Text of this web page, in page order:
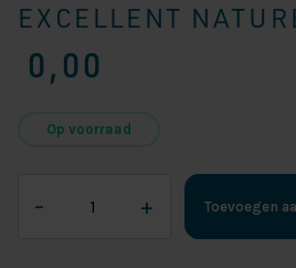
EXCELLENT
0,00
Op voorraad
–
Naturel
+ Toevoegen